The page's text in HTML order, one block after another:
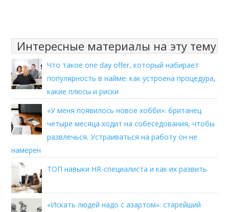
Интересные материалы на эту тему
Что такое one day offer, который набирает
популярность в найме: как устроена процедура,
какие плюсы и риски
«У меня появилось новое хобби»: британец
четыре месяца ходит на собеседования, чтобы
развлечься. Устраиваться на работу он не
намерен
ТОП навыки HR-специалиста и как их развить
«Искать людей надо с азартом»: старейший